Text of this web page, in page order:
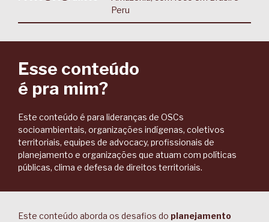
Peru
Esse conteúdo
é pra mim?
Este conteúdo é para lideranças de OSCs
socioambientais, organizações indígenas, coletivos
territoriais, equipes de advocacy, profissionais de
planejamento e organizações que atuam com políticas
públicas, clima e defesa de direitos territoriais.
Este conteúdo aborda os desafios do planejamento